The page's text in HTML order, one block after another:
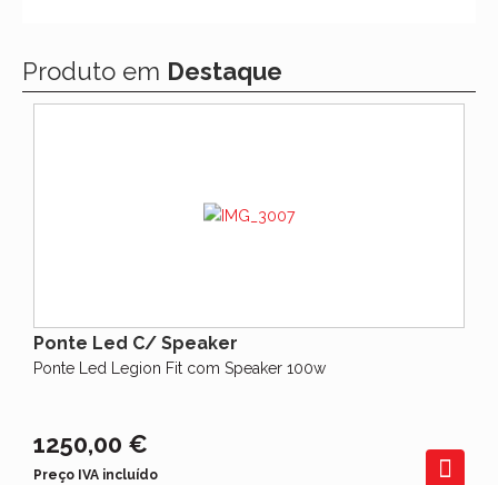
Produto em Destaque
Ponte Led C/ Speaker
Ponte Led Legion Fit com Speaker 100w
1250,00 €
Preço IVA incluído